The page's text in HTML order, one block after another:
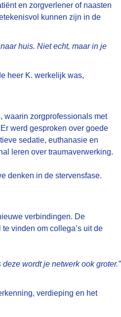
en zorgverlener of naasten
kunnen zijn in de
huis. Niet echt, maar in je
heer K. werkelijk was,
waarin zorgprofessionals met
werd gesproken over goede
sedatie, euthanasie en
leren over traumaverwerking.
denken in de stervensfase.
verbindingen. De
vinden om collega’s uit de
wordt je netwerk ook groter.”
verdieping en het